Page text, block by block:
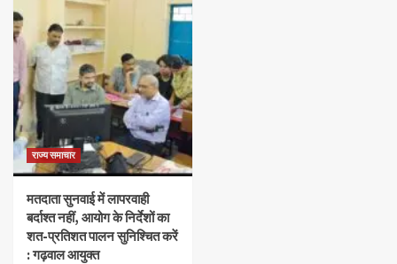
राज्य समाचार
मतदाता सुनवाई में लापरवाही
बर्दाश्त नहीं, आयोग के निर्देशों का
शत-प्रतिशत पालन सुनिश्चित करें
: गढ़वाल आयुक्त